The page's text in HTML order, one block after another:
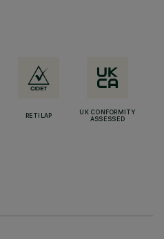
RETILAP
UK CONFORMITY
ASSESSED